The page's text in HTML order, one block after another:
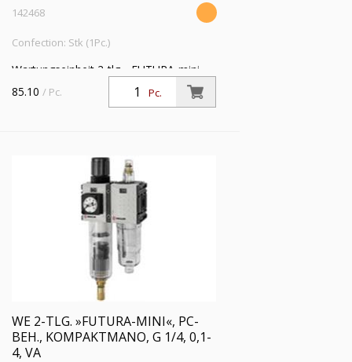
142468
Confection: Stk (1Pc.)
Wartungseinheit 2-tlg. »FUTURA-mini«,
PC-Behälter, Kompaktmano, BG 0, G
1/4, PE 1,5 - 12 bar, Regelbereich 0,5-10
Pc.
85.10 / Pc.
WE 2-TLG. »FUTURA-MINI«, PC-
BEH., KOMPAKTMANO, G 1/4, 0,1-
4, VA